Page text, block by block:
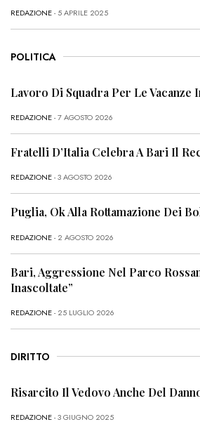
REDAZIONE- 5 APRILE 2025
POLITICA
Lavoro Di Squadra Per Le Vacanze
REDAZIONE- 7 AGOSTO 2026
Fratelli D’Italia Celebra A Bari Il
REDAZIONE- 3 AGOSTO 2026
Puglia, Ok Alla Rottamazione Dei
REDAZIONE- 2 AGOSTO 2026
Bari, Aggressione Nel Parco
Inascoltate”
REDAZIONE- 25 LUGLIO 2026
DIRITTO
Risarcito Il Vedovo Anche Del
REDAZIONE- 3 GIUGNO 2025